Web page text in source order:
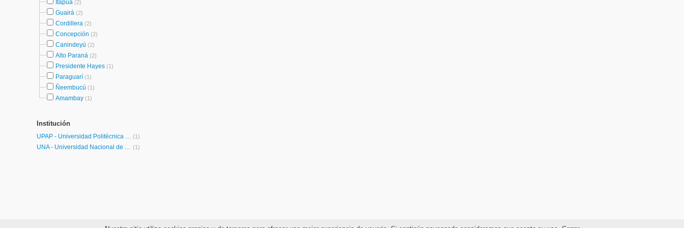
Itapúa (2)
Guairá (2)
Cordillera (2)
Concepción (2)
Canindeyú (2)
Alto Paraná (2)
Presidente Hayes (1)
Paraguarí (1)
Ñeembucú (1)
Amambay (1)
Institución
UPAP - Universidad Politécnica y Artística del Paraguay (1)
UNA - Universidad Nacional de Asunción (1)